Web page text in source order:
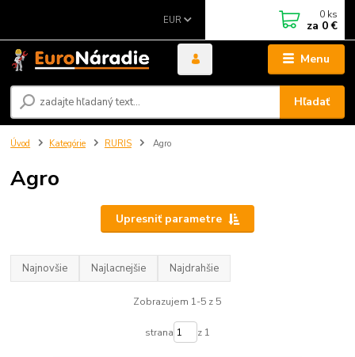
Menu
EUR
Hľadať
0 ks
za 0 €
Úvod Kategórie RURIS Agro
Agro
Upresniť parametre
Najnovšie Najlacnejšie Najdrahšie
Zobrazujem 1-5 z 5
strana z 1